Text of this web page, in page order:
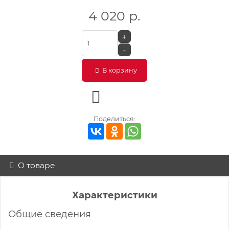
4 020 р.
+
-
В корзину
Поделиться:
О товаре
Характеристики
Общие сведения